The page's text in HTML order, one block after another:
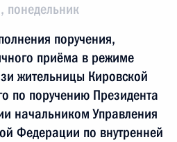
понедельник
поручения,
приёма в режиме
жительницы Кировской
по поручению Президента
начальником Управления
Федерации по внутренней